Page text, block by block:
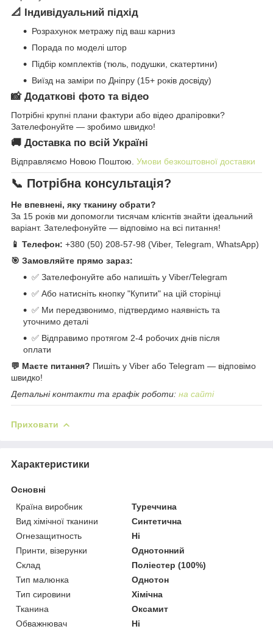
📐 Індивідуальний підхід
Розрахунок метражу під ваш карниз
Порада по моделі штор
Підбір комплектів (тюль, подушки, скатертини)
Виїзд на заміри по Дніпру (15+ років досвіду)
📸 Додаткові фото та відео
Потрібні крупні плани фактури або відео драпіровки?
Зателефонуйте — зробимо швидко!
🚚 Доставка по всій Україні
Відправляємо Новою Поштою. Умови безкоштовної доставки
📞 Потрібна консультація?
Не впевнені, яку тканину обрати?
За 15 років ми допомогли тисячам клієнтів знайти ідеальний
варіант. Зателефонуйте — відповімо на всі питання!
📱 Телефон: +380 (50) 208-57-98 (Viber, Telegram, WhatsApp)
🎯 Замовляйте прямо зараз:
✅ Зателефонуйте або напишіть у Viber/Telegram
✅ Або натисніть кнопку "Купити" на цій сторінці
✅ Ми передзвонимо, підтвердимо наявність та
уточнимо деталі
✅ Відправимо протягом 2-4 робочих днів після
оплати
💬 Маєте питання? Пишіть у Viber або Telegram — відповімо
швидко!
Детальні контакти та графік роботи: на сайті
Приховати
Характеристики
Основні
Країна виробник
Туреччина
Вид хімічної тканини
Синтетична
Огнезащитность
Ні
Принти, візерунки
Однотонний
Склад
Поліестер (100%)
Тип малюнка
Однотон
Тип сировини
Хімічна
Тканина
Оксамит
Обважнювач
Ні